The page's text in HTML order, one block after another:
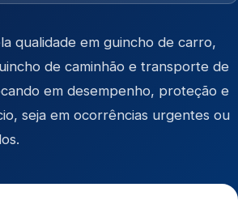
qualidade em guincho de carro,
de caminhão e transporte de
em desempenho, proteção e
seja em ocorrências urgentes ou